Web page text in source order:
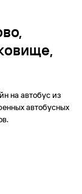
на автобус из
автобусных